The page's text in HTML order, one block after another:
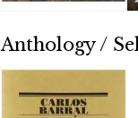
Anthology /